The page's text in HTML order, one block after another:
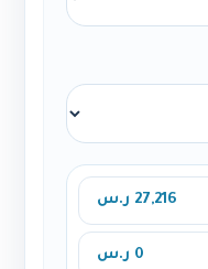
27,216 ر.س
0 ر.س